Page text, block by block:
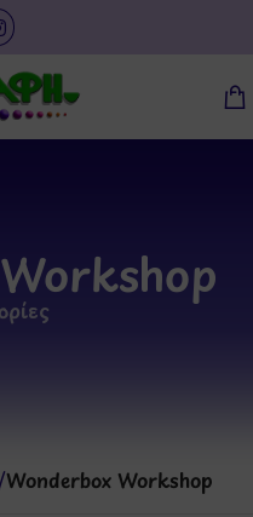
/Wonderbox Workshop